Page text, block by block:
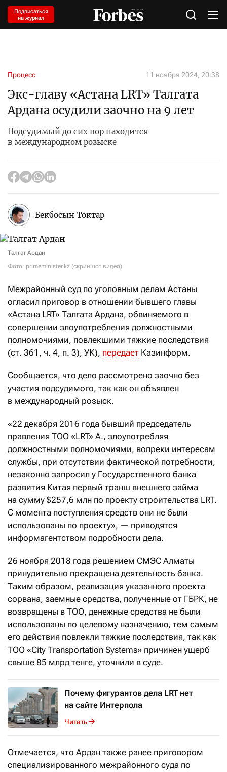
Подписаться
на журнал
Процесс 11 ноября 2024, 20:38
Экс-главу «Астана LRT» Талгата
Ардана осудили заочно на 9 лет
Подсудимый до сих пор находится
в международном розыске
Бекбосын Токтар
Талгат Ардан
Фото: primeminister.kz (скриншот видео)
Межрайонный суд по уголовным делам Астаны
огласил приговор в отношении бывшего главы
«Астана LRT» Талгата Ардана, обвиняемого в
совершении злоупотребления должностными
полномочиями, повлекшими тяжкие последствия
(ст. 361, ч. 4, п. 3), УК), передает Казинформ.
Сообщается, что дело рассмотрено заочно без
участия подсудимого, так как он объявлен
в международный розыск.
«22 декабря 2016 года бывший председатель
правления ТОО «LRT» А., злоупотребляя
должностными полномочиями, вопреки интересам
службы, при отсутствии фактической потребности,
незаконно запросил у Государственного банка
развития Китая первый транш внешнего займа
на сумму $257,6 млн по проекту строительства LRT.
С момента поступления средств они не были
использованы по проекту», — приводятся
информагентством подробности дела.
26 ноября 2018 года решением СМЭС Алматы
принудительно прекращена деятельность банка.
Таким образом, реализация указанного проекта
сорвана, заемные средства, полученные от ГБРК, не
возвращены в ТОО, денежные средства не были
использованы по целевому назначению, тем самым
его действия повлекли тяжкие последствия, так как
ТОО «City Тransportation Systems» причинен ущерб
свыше 85 млрд тенге, уточнили в суде.
Почему фигурантов дела LRT нет
на сайте Интерпола
Читать
Отмечается, что Ардан также ранее приговором
специализированного межрайонного суда по